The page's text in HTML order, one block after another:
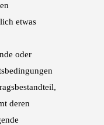
etwas
oder
deren